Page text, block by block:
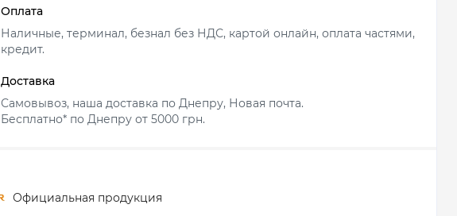
Оплата
Наличные, терминал, безнал без НДС, картой онлайн, оплата частями,
кредит.
Доставка
Самовывоз, наша доставка по Днепру, Новая почта.
Бесплатно* по Днепру от 5000 грн.
Официальная продукция